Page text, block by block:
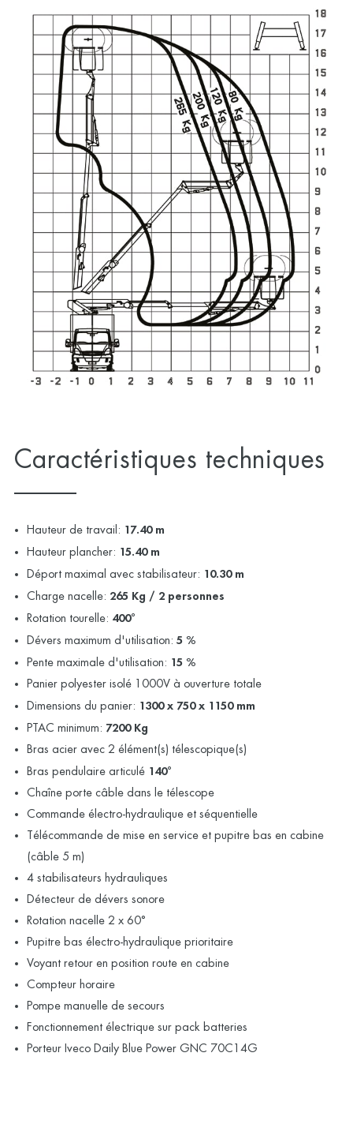
Caractéristiques techniques
Hauteur de travail: 17.40 m
Hauteur plancher: 15.40 m
Déport maximal avec stabilisateur: 10.30 m
Charge nacelle: 265 Kg / 2 personnes
Rotation tourelle: 400°
Dévers maximum d'utilisation: 5 %
Pente maximale d'utilisation: 15 %
Panier polyester isolé 1000V à ouverture totale
Dimensions du panier: 1300 x 750 x 1150 mm
PTAC minimum: 7200 Kg
Bras acier avec 2 élément(s) télescopique(s)
Bras pendulaire articulé 140°
Chaîne porte câble dans le télescope
Commande électro-hydraulique et séquentielle
Télécommande de mise en service et pupitre bas en cabine
(câble 5 m)
4 stabilisateurs hydrauliques
Détecteur de dévers sonore
Rotation nacelle 2 x 60°
Pupitre bas électro-hydraulique prioritaire
Voyant retour en position route en cabine
Compteur horaire
Pompe manuelle de secours
Fonctionnement électrique sur pack batteries
Porteur Iveco Daily Blue Power GNC 70C14G